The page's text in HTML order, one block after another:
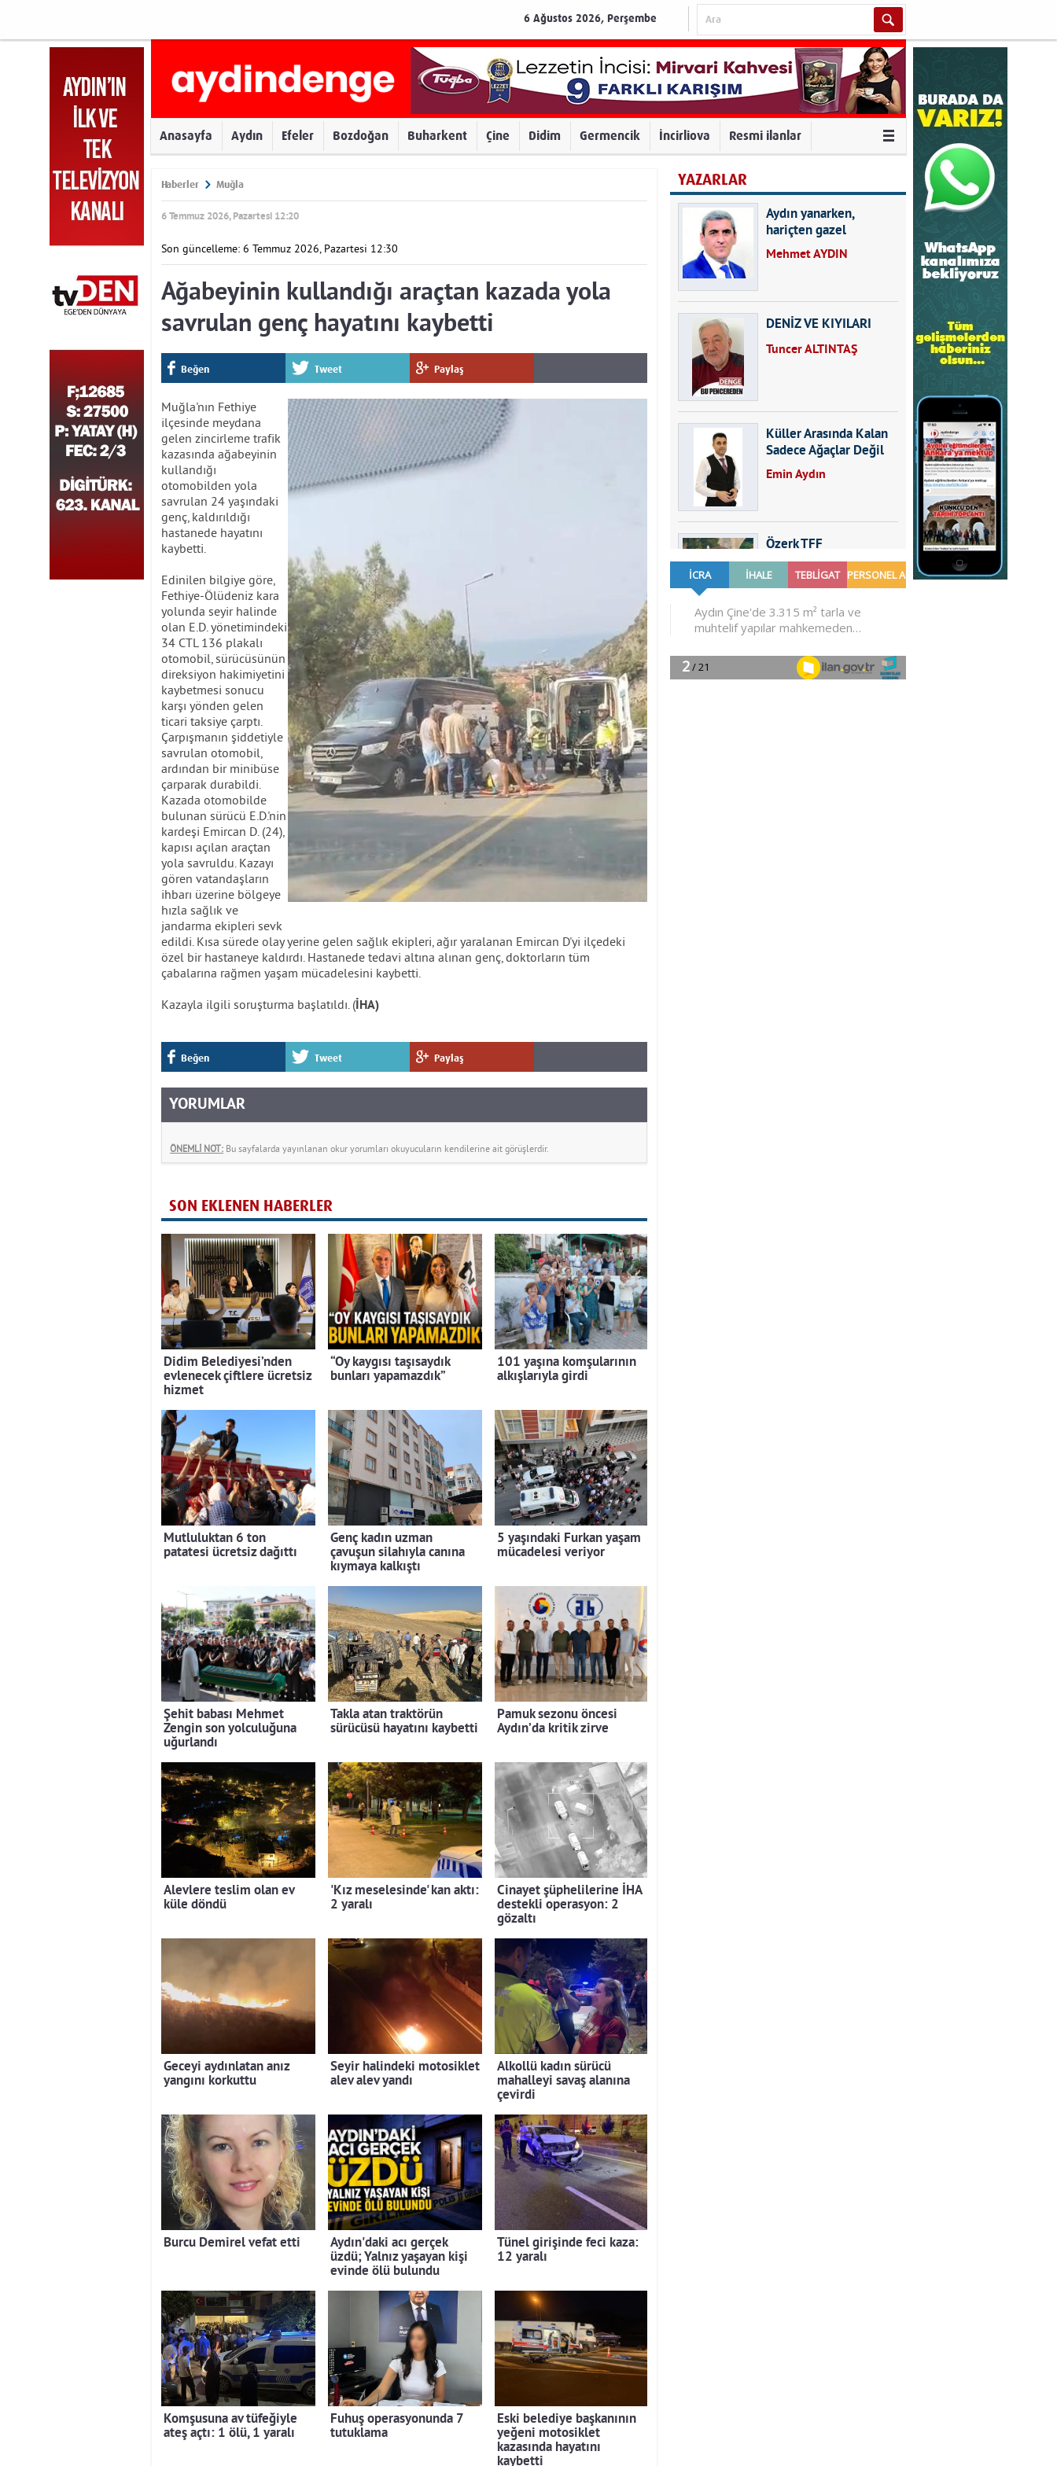
6 Ağustos 2026, Perşembe
Anasayfa Aydın Efeler Bozdoğan Buharkent Çine Didim Germencik İncirliova Resmi ilanlar
Haberler Muğla
6 Temmuz 2026, Pazartesi 12:20
Son güncelleme: 6 Temmuz 2026, Pazartesi 12:30
Ağabeyinin kullandığı araçtan kazada yola
savrulan genç hayatını kaybetti
Beğen Tweet Paylaş
Muğla'nın Fethiye
ilçesinde meydana
gelen zincirleme trafik
kazasında ağabeyinin
kullandığı
otomobilden yola
savrulan 24 yaşındaki
genç, kaldırıldığı
hastanede hayatını
kaybetti.
Edinilen bilgiye göre,
Fethiye-Ölüdeniz kara
yolunda seyir halinde
olan E.D. yönetimindeki
34 CTL 136 plakalı
otomobil, sürücüsünün
direksiyon hakimiyetini
kaybetmesi sonucu
karşı yönden gelen
ticari taksiye çarptı.
Çarpışmanın şiddetiyle
savrulan otomobil,
ardından bir minibüse
çarparak durabildi.
Kazada otomobilde
bulunan sürücü E.D.'nin
kardeşi Emircan D. (24),
kapısı açılan araçtan
yola savruldu. Kazayı
gören vatandaşların
ihbarı üzerine bölgeye
hızla sağlık ve
jandarma ekipleri sevk
edildi. Kısa sürede olay yerine gelen sağlık ekipleri, ağır yaralanan Emircan D'yi ilçedeki
özel bir hastaneye kaldırdı. Hastanede tedavi altına alınan genç, doktorların tüm
çabalarına rağmen yaşam mücadelesini kaybetti.
Kazayla ilgili soruşturma başlatıldı. (İHA)
Beğen Tweet Paylaş
YORUMLAR
ÖNEMLİ NOT: Bu sayfalarda yayınlanan okur yorumları okuyucuların kendilerine ait görüşlerdir.
SON EKLENEN HABERLER
Didim Belediyesi’nden
evlenecek çiftlere ücretsiz
hizmet
“Oy kaygısı taşısaydık
bunları yapamazdık”
101 yaşına komşularının
alkışlarıyla girdi
Mutluluktan 6 ton
patatesi ücretsiz dağıttı
Genç kadın uzman
çavuşun silahıyla canına
kıymaya kalkıştı
5 yaşındaki Furkan yaşam
mücadelesi veriyor
Şehit babası Mehmet
Zengin son yolculuğuna
uğurlandı
Takla atan traktörün
sürücüsü hayatını kaybetti
Pamuk sezonu öncesi
Aydın’da kritik zirve
Alevlere teslim olan ev
küle döndü
'Kız meselesinde' kan aktı:
2 yaralı
Cinayet şüphelilerine İHA
destekli operasyon: 2
gözaltı
Geceyi aydınlatan anız
yangını korkuttu
Seyir halindeki motosiklet
alev alev yandı
Alkollü kadın sürücü
mahalleyi savaş alanına
çevirdi
Burcu Demirel vefat etti
Aydın'daki acı gerçek
üzdü; Yalnız yaşayan kişi
evinde ölü bulundu
Tünel girişinde feci kaza:
12 yaralı
Komşusuna av tüfeğiyle
ateş açtı: 1 ölü, 1 yaralı
Fuhuş operasyonunda 7
tutuklama
Eski belediye başkanının
yeğeni motosiklet
kazasında hayatını
kaybetti
YAZARLAR
Aydın yanarken,
hariçten gazel
okuyarak kalpleri de
Mehmet AYDIN
DENİZ VE KIYILARI
Tuncer ALTINTAŞ
Küller Arasında Kalan
Sadece Ağaçlar Değil
Emin Aydın
Özerk TFF
Furkan SARICA
GÜNDEMDE NELER
OLMALI?